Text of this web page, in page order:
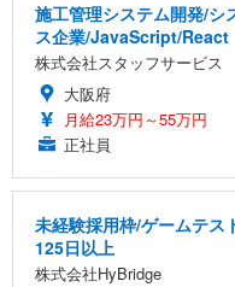
施工管理システム開発/シ
ス企業/JavaScript/React
株式会社スタッフサービス
大阪府
月給23万円～55万円
正社員
未経験採用枠/ゲームテス
125日以上
株式会社HyBridge